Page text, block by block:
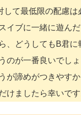
して最低限の配慮
イブに一緒に遊ん
、どうしてもB君
のが一番良いでし
が諦めがつきやすか
けましたら幸いです